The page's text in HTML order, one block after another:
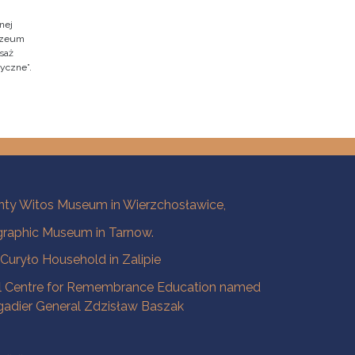
Witos Museum in Wierzchosławice,
Museum in Tarnow.
Household in Zalipie
Centre for Remembrance Education named
General Zdzisław Baszak